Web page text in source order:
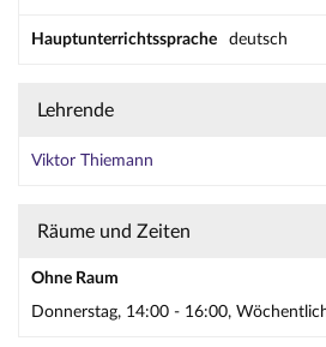
Hauptunterrichtssprache deutsch
Lehrende
Viktor Thiemann
Räume und Zeiten
Ohne Raum
Donnerstag, 14:00 - 16:00,